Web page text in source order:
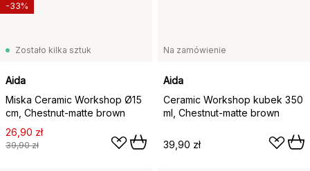
Zostało kilka sztuk
Aida
Miska Ceramic Workshop Ø15
cm, Chestnut-matte brown
26,90 zł
39,90 zł
-33%
Na zamówienie
Aida
Ceramic Workshop kubek 350
ml, Chestnut-matte brown
39,90 zł